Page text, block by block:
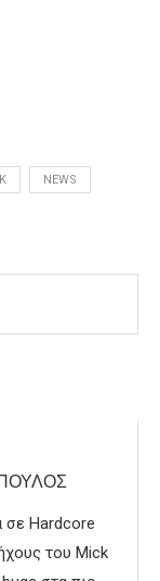
NEWS
σε Hardcore
του Mick